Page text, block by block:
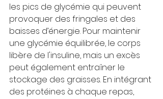
les pics de glycémie qui peuvent
provoquer des fringales et des
baisses d’énergie. Pour maintenir
une glycémie équilibrée, le corps
libère de l'insuline, mais un excès
peut également entraîner le
stockage des graisses. En intégrant
des protéines à chaque repas,